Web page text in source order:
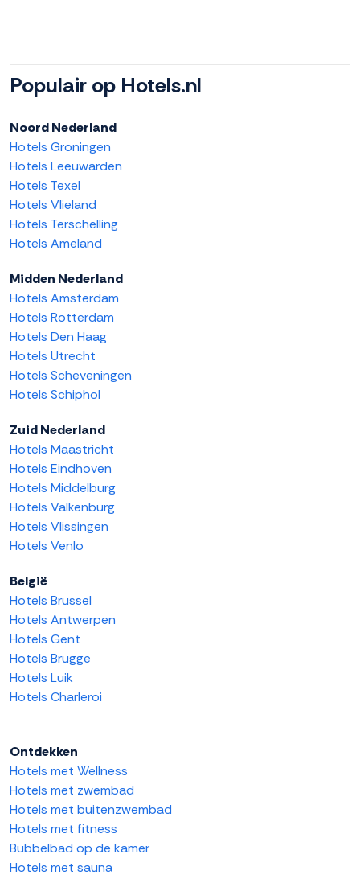
Populair op Hotels.nl
Noord Nederland
Hotels Groningen
Hotels Leeuwarden
Hotels Texel
Hotels Vlieland
Hotels Terschelling
Hotels Ameland
Midden Nederland
Hotels Amsterdam
Hotels Rotterdam
Hotels Den Haag
Hotels Utrecht
Hotels Scheveningen
Hotels Schiphol
Zuid Nederland
Hotels Maastricht
Hotels Eindhoven
Hotels Middelburg
Hotels Valkenburg
Hotels Vlissingen
Hotels Venlo
België
Hotels Brussel
Hotels Antwerpen
Hotels Gent
Hotels Brugge
Hotels Luik
Hotels Charleroi
Ontdekken
Hotels met Wellness
Hotels met zwembad
Hotels met buitenzwembad
Hotels met fitness
Bubbelbad op de kamer
Hotels met sauna